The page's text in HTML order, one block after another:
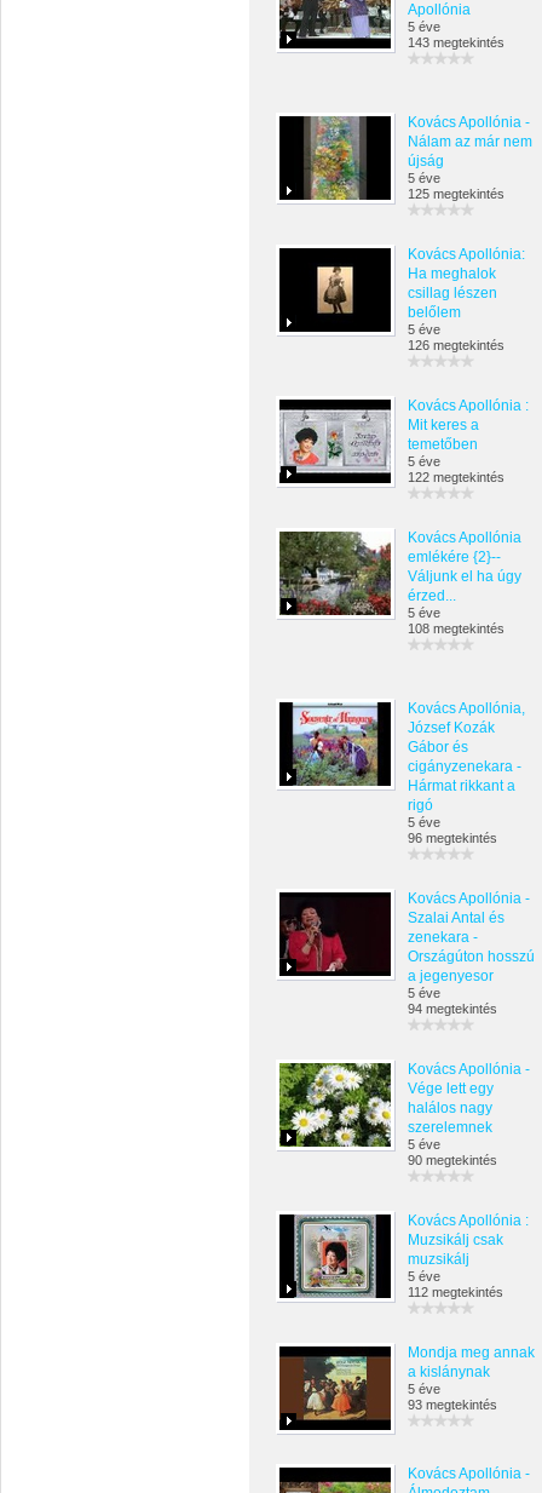
Apollónia
5 éve
143 megtekintés
Kovács Apollónia -
Nálam az már nem
újság
5 éve
125 megtekintés
Kovács Apollónia:
Ha meghalok
csillag lészen
belőlem
5 éve
126 megtekintés
Kovács Apollónia :
Mit keres a
temetőben
5 éve
122 megtekintés
Kovács Apollónia
emlékére {2}--
Váljunk el ha úgy
érzed...
5 éve
108 megtekintés
Kovács Apollónia,
József Kozák
Gábor és
cigányzenekara -
Hármat rikkant a
rigó
5 éve
96 megtekintés
Kovács Apollónia -
Szalai Antal és
zenekara -
Országúton hosszú
a jegenyesor
5 éve
94 megtekintés
Kovács Apollónia -
Vége lett egy
halálos nagy
szerelemnek
5 éve
90 megtekintés
Kovács Apollónia :
Muzsikálj csak
muzsikálj
5 éve
112 megtekintés
Mondja meg annak
a kislánynak
5 éve
93 megtekintés
Kovács Apollónia -